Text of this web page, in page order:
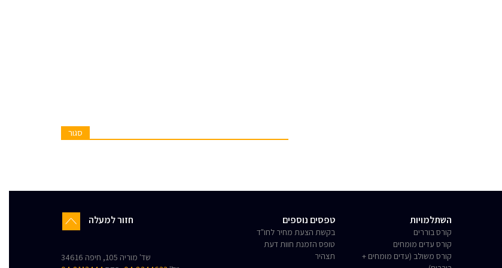
סגור
השתלמויות
קורס בוררים
קורס עדים מומחים
קורס משולב (עדים מומחים +
טפסים נוספים
בקשת הצעת מחיר לחו"ד
טופס הזמנת חוות דעת
תצהיר
חזור למעלה
שד' מוריה 105, חיפה 34616